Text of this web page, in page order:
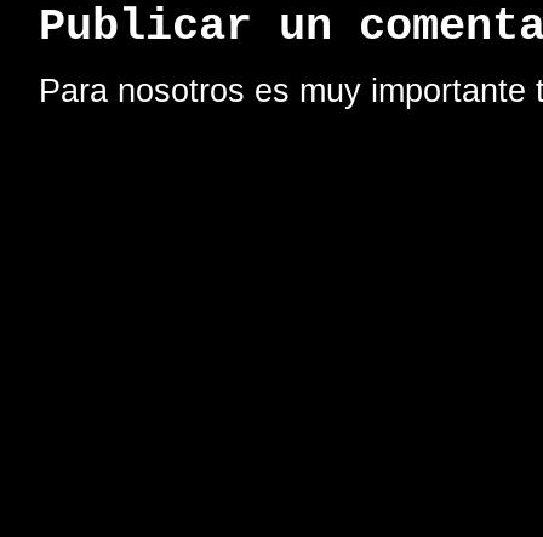
Publicar un
Para nosotros es muy